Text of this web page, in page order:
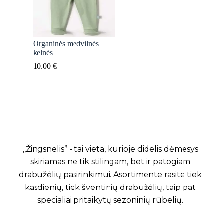
Organinės medvilnės
kelnės
10.00 €
,,Žingsnelis’’ - tai vieta, kurioje didelis dėmesys
skiriamas ne tik stilingam, bet ir patogiam
drabužėlių pasirinkimui. Asortimente rasite tiek
kasdienių, tiek šventinių drabužėlių, taip pat
specialiai pritaikytų sezoninių rūbelių.